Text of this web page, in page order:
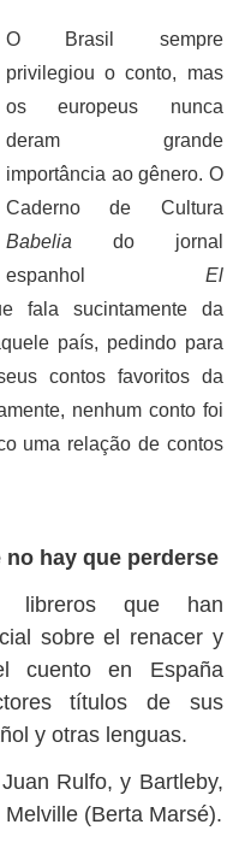
O Brasil sempre
privilegiou o conto, mas
os europeus nunca
deram grande
importância ao gênero. O
Caderno de Cultura
Babelia do jornal
espanhol El
fala sucintamente da
país, pedindo para
contos favoritos da
nenhum conto foi
uma relação de contos
hay que perderse
libreros que han
sobre el renacer y
cuento en España
títulos de sus
y otras lenguas.
Rulfo, y Bartleby,
(Berta Marsé).